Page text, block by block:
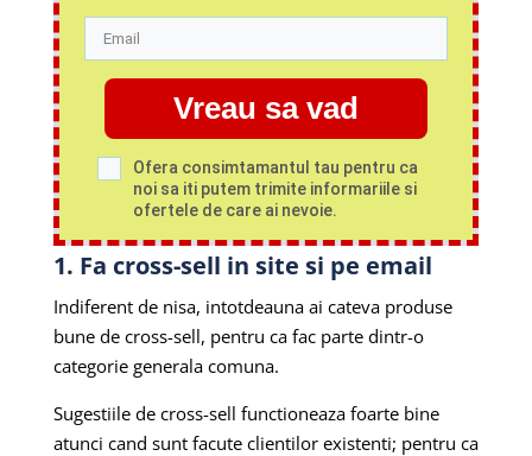
Vreau sa vad
Ofera consimtamantul tau pentru ca
noi sa iti putem trimite informariile si
ofertele de care ai nevoie.
1. Fa cross-sell in site si pe email
Indiferent de nisa, intotdeauna ai cateva produse
bune de cross-sell, pentru ca fac parte dintr-o
categorie generala comuna.
Sugestiile de cross-sell functioneaza foarte bine
atunci cand sunt facute clientilor existenti; pentru ca